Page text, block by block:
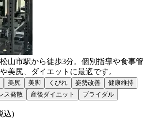
松山市駅から徒歩3分。個別指導や食事管
美尻、ダイエットに最適です。
美尻 美脚 くびれ 姿勢改善
健康維持
ス発散 産後ダイエット ブライダル
込)